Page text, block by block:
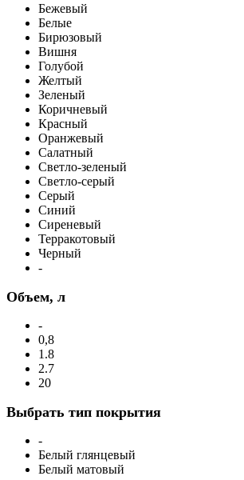
Бежевый
Белые
Бирюзовый
Вишня
Голубой
Желтый
Зеленый
Коричневый
Красный
Оранжевый
Салатный
Светло-зеленый
Светло-серый
Серый
Синий
Сиреневый
Терракотовый
Черный
-
Объем, л
-
0,8
1.8
2.7
20
Выбрать тип покрытия
-
Белый глянцевый
Белый матовый